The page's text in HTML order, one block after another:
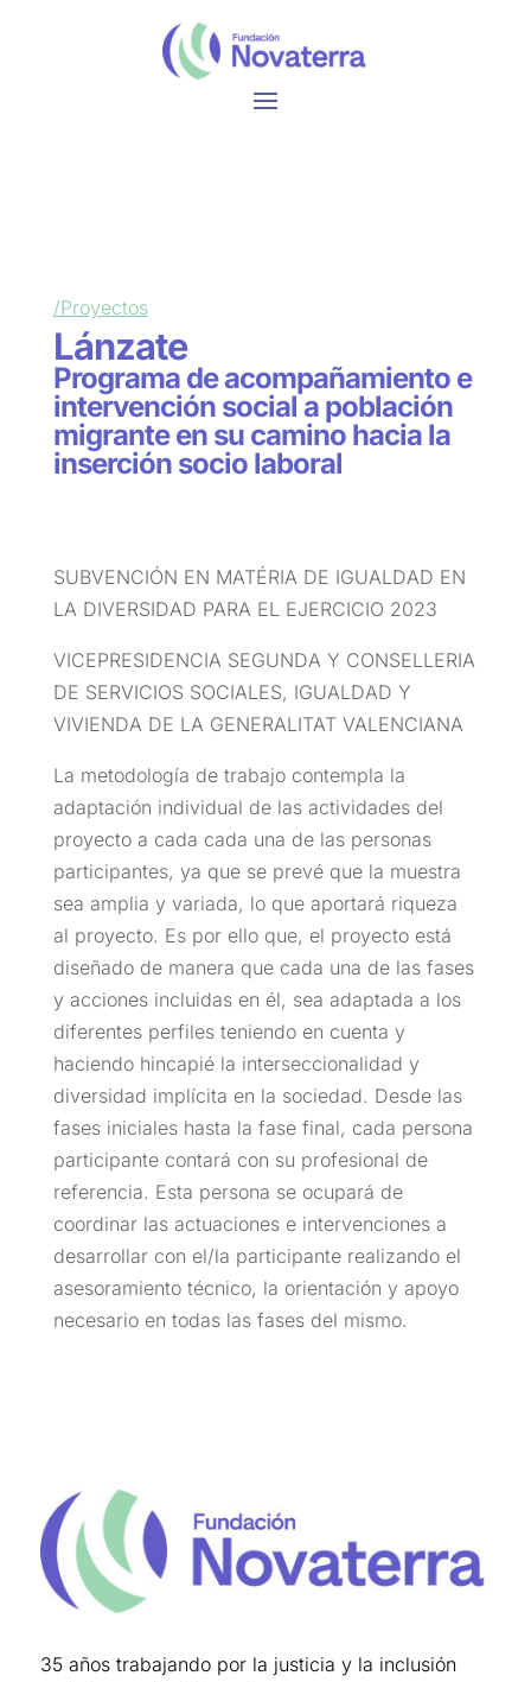
/Proyectos
Lánzate
Programa de acompañamiento e
intervención social a población
migrante en su camino hacia la
inserción socio laboral
SUBVENCIÓN EN MATÉRIA DE IGUALDAD EN
LA DIVERSIDAD PARA EL EJERCICIO 2023
VICEPRESIDENCIA SEGUNDA Y CONSELLERIA
DE SERVICIOS SOCIALES, IGUALDAD Y
VIVIENDA DE LA GENERALITAT VALENCIANA
La metodología de trabajo contempla la
adaptación individual de las actividades del
proyecto a cada cada una de las personas
participantes, ya que se prevé que la muestra
sea amplia y variada, lo que aportará riqueza
al proyecto. Es por ello que, el proyecto está
diseñado de manera que cada una de las fases
y acciones incluidas en él, sea adaptada a los
diferentes perfiles teniendo en cuenta y
haciendo hincapié la interseccionalidad y
diversidad implícita en la sociedad. Desde las
fases iniciales hasta la fase final, cada persona
participante contará con su profesional de
referencia. Esta persona se ocupará de
coordinar las actuaciones e intervenciones a
desarrollar con el/la participante realizando el
asesoramiento técnico, la orientación y apoyo
necesario en todas las fases del mismo.
35 años trabajando por la justicia y la inclusión